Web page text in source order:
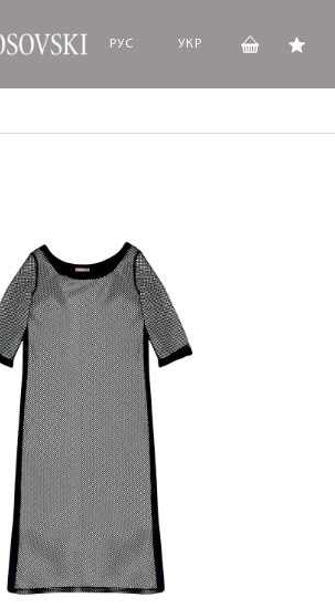
РУС УКР